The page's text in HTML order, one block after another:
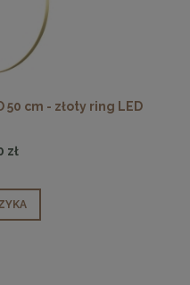
50 cm - złoty ring LED
zł